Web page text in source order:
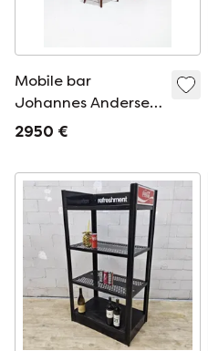
Mobile bar
Johannes Andersen
in palissandro, stile
2950 €